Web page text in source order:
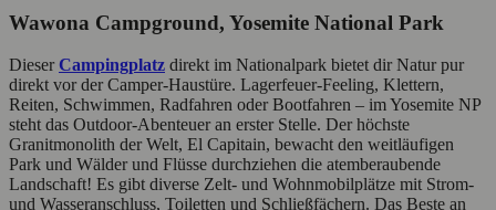
Wawona Campground, Yosemite National Park
Dieser Campingplatz direkt im Nationalpark bietet dir Natur pur
direkt vor der Camper-Haustüre. Lagerfeuer-Feeling, Klettern,
Reiten, Schwimmen, Radfahren oder Bootfahren – im Yosemite NP
steht das Outdoor-Abenteuer an erster Stelle. Der höchste
Granitmonolith der Welt, El Capitain, bewacht den weitläufigen
Park und Wälder und Flüsse durchziehen die atemberaubende
Landschaft! Es gibt diverse Zelt- und Wohnmobilplätze mit Strom-
und Wasseranschluss, Toiletten und Schließfächern. Das Beste an